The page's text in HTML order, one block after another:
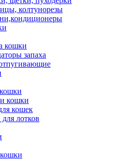
колтунорезы
кошки
запаха
кошки
кошек
лотков